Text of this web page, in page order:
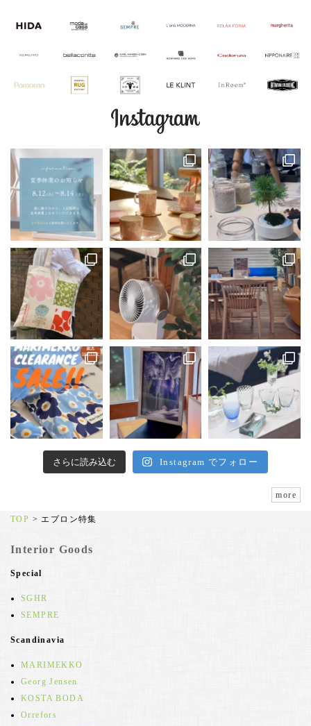
さらに読み込む Instagram でフォロー
more
TOP >エプロン特集
Interior Goods
Special
SGHR
SEMPRE
Scandinavia
MARIMEKKO
Georg Jensen
KOSTA BODA
Orrefors